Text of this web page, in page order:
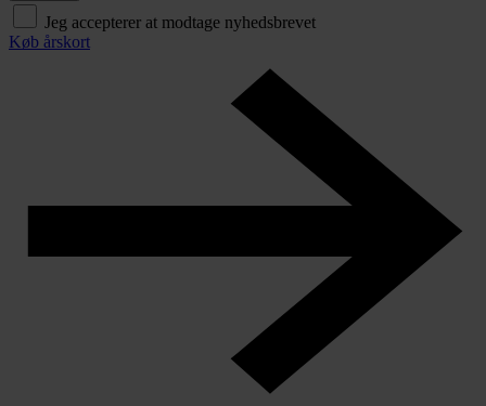
Jeg accepterer at modtage nyhedsbrevet
Køb årskort